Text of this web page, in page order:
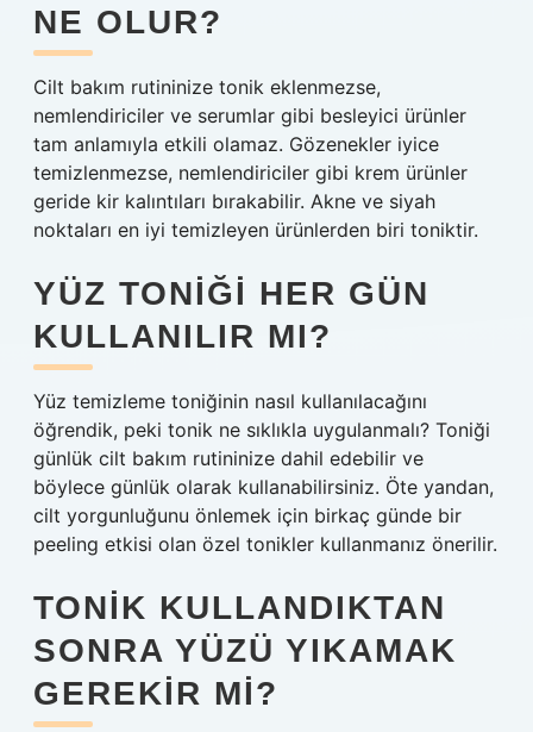
NE OLUR?
Cilt bakım rutininize tonik eklenmezse,
nemlendiriciler ve serumlar gibi besleyici ürünler
tam anlamıyla etkili olamaz. Gözenekler iyice
temizlenmezse, nemlendiriciler gibi krem ​​ürünler
geride kir kalıntıları bırakabilir. Akne ve siyah
noktaları en iyi temizleyen ürünlerden biri toniktir.
YÜZ TONIĞI HER GÜN
KULLANILIR MI?
Yüz temizleme toniğinin nasıl kullanılacağını
öğrendik, peki tonik ne sıklıkla uygulanmalı? Toniği
günlük cilt bakım rutininize dahil edebilir ve
böylece günlük olarak kullanabilirsiniz. Öte yandan,
cilt yorgunluğunu önlemek için birkaç günde bir
peeling etkisi olan özel tonikler kullanmanız önerilir.
TONIK KULLANDIKTAN
SONRA YÜZÜ YIKAMAK
GEREKIR MI?